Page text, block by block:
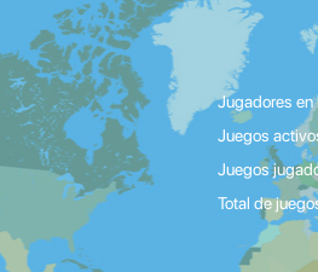
Jugadores en
Juegos
Juegos
Total de